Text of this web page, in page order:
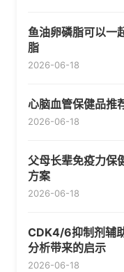
鱼油卵磷脂可以一
脂
2026-06-18
心脑血管保健品推
2026-06-18
父母长辈免疫力保
方案
2026-06-18
CDK4/6抑制剂辅
分析带来的启示
2026-06-18